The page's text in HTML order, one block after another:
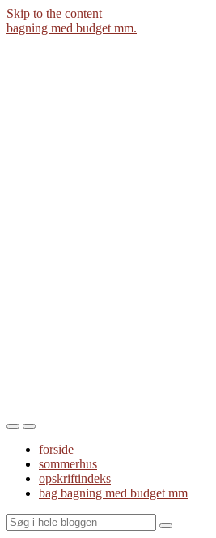
Skip to the content
bagning med budget mm.
Toggle
mobile
menu
Toggle
the
search
field
forside
sommerhus
opskriftindeks
bag bagning med budget mm
Search